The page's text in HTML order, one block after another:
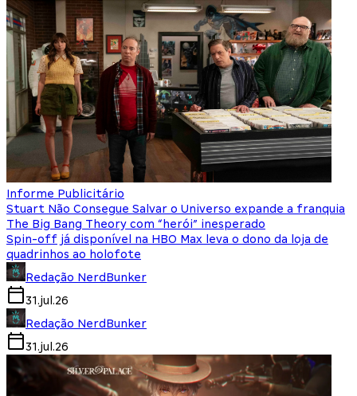
Informe Publicitário
Stuart Não Consegue Salvar o Universo expande a franquia
The Big Bang Theory com “herói” inesperado
Spin-off já disponível na HBO Max leva o dono da loja de
quadrinhos ao holofote
Redação NerdBunker
31.jul.26
Redação NerdBunker
31.jul.26